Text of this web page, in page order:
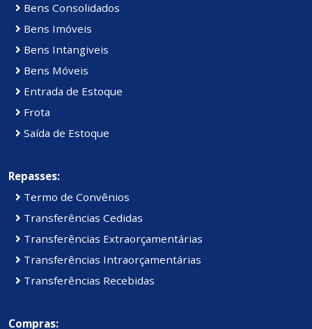
Bens Consolidados
Bens Imóveis
Bens Intangiveis
Bens Móveis
Entrada de Estoque
Frota
Saída de Estoque
Repasses:
Termo de Convênios
Transferências Cedidas
Transferências Extraorçamentárias
Transferências Intraorçamentárias
Transferências Recebidas
Compras: